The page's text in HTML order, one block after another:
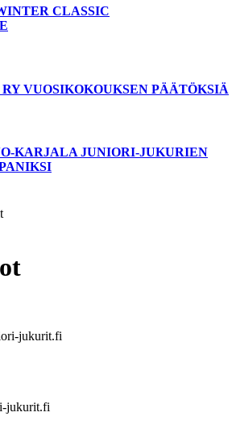
CLASSIC
VUOSIKOKOUKSEN PÄÄTÖKSIÄ
KARJALA JUNIORI-JUKURIEN
jukurit.fi
jukurit.fi